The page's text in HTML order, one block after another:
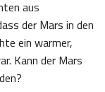
aus
der Mars in den
ein warmer,
Kann der Mars